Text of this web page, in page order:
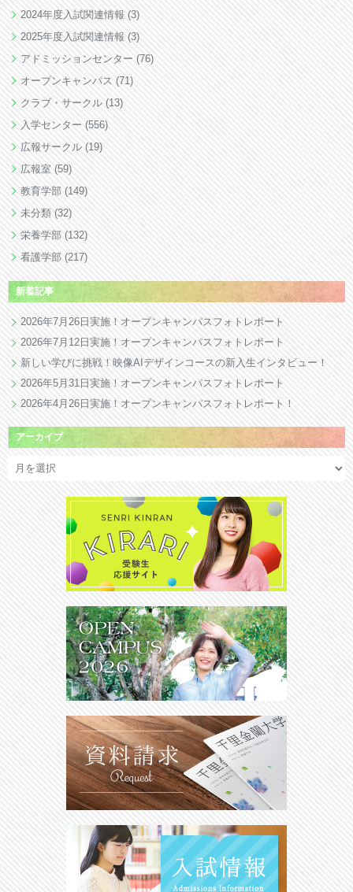
2024年度入試関連情報 (3)
2025年度入試関連情報 (3)
アドミッションセンター (76)
オープンキャンパス (71)
クラブ・サークル (13)
入学センター (556)
広報サークル (19)
広報室 (59)
教育学部 (149)
未分類 (32)
栄養学部 (132)
看護学部 (217)
新着記事
2026年7月26日実施！オープンキャンパスフォトレポート
2026年7月12日実施！オープンキャンパスフォトレポート
新しい学びに挑戦！映像AIデザインコースの新入生インタビュー！
2026年5月31日実施！オープンキャンパスフォトレポート
2026年4月26日実施！オープンキャンパスフォトレポート！
アーカイブ